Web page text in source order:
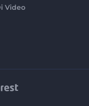
Video